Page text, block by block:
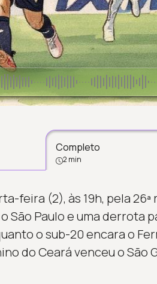
Completo
2 min
feira (2), às 19h, pela
São Paulo e uma derrota
o sub-20 encara o
do Ceará venceu o São